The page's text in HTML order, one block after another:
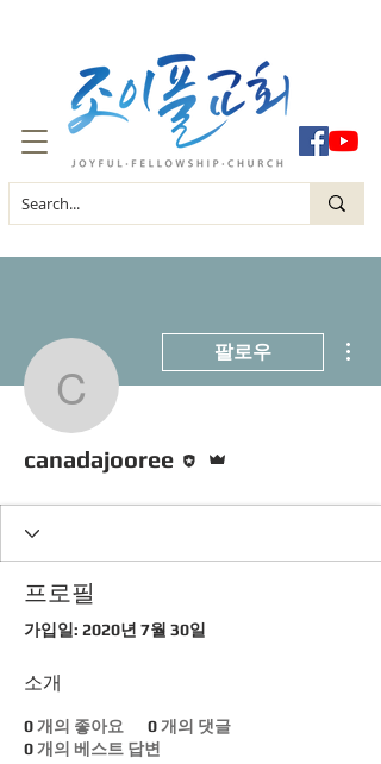
canadajooree
팔로우
canadajooree
프로필
가입일: 2020년 7월 30일
소개
0개의 좋아요 0개의 댓글
0개의 베스트 답변